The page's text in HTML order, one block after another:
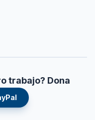
trabajo? Dona